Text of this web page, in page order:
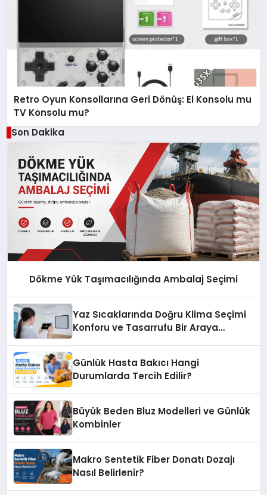
Retro Oyun Konsollarına Geri Dönüş: El Konsolu mu
TV Konsolu mu?
Son Dakika
Dökme Yük Taşımacılığında Ambalaj Seçimi
Yaz Sıcaklarında Doğru Klima Seçimi
Konforu ve Tasarrufu Bir Araya
Günlük Hasta Bakıcı Hangi
Durumlarda Tercih Edilir?
Büyük Beden Bluz Modelleri ve Günlük
Kombinler
Makro Sentetik Fiber Donatı Dozajı
Nasıl Belirlenir?